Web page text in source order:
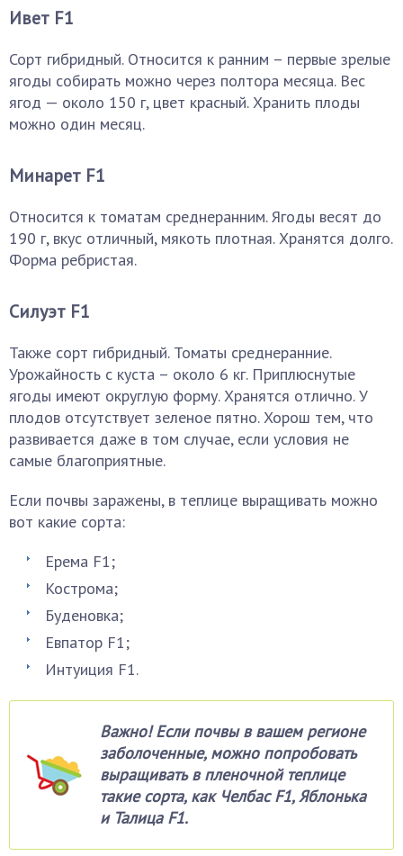
Ивет F1
Сорт гибридный. Относится к ранним – первые зрелые
ягоды собирать можно через полтора месяца. Вес
ягод — около 150 г, цвет красный. Хранить плоды
можно один месяц.
Минарет F1
Относится к томатам среднеранним. Ягоды весят до
190 г, вкус отличный, мякоть плотная. Хранятся долго.
Форма ребристая.
Силуэт F1
Также сорт гибридный. Томаты среднеранние.
Урожайность с куста – около 6 кг. Приплюснутые
ягоды имеют округлую форму. Хранятся отлично. У
плодов отсутствует зеленое пятно. Хорош тем, что
развивается даже в том случае, если условия не
самые благоприятные.
Если почвы заражены, в теплице выращивать можно
вот какие сорта:
Ерема F1;
Кострома;
Буденовка;
Евпатор F1;
Интуиция F1.
Важно! Если почвы в вашем регионе
заболоченные, можно попробовать
выращивать в пленочной теплице
такие сорта, как Челбас F1, Яблонька
и Талица F1.